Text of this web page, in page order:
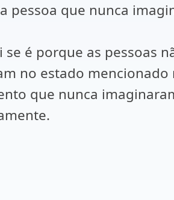
pessoa que nunca
é porque as pessoas
no estado
que nunca